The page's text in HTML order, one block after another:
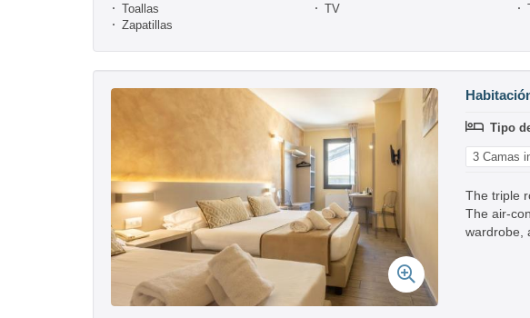
Toallas
TV
Zapatillas
Tipo
3 Camas
The triple
The air-
wardrobe,